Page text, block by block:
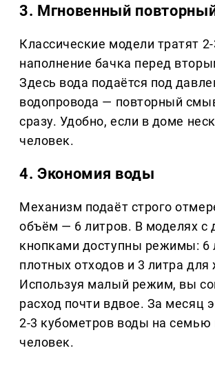
3. Мгновенный
Классические модели тратят
наполнение бачка перед
Здесь вода подаётся под
водопровода — повторный
сразу. Удобно, если в доме
человек.
4. Экономия воды
Механизм подаёт строго
объём — 6 литров. В моделях с
кнопками доступны режимы: 6
плотных отходов и 3 литра для
Используя малый режим, вы
расход почти вдвое. За месяц
2-3 кубометров воды на семью
человек.